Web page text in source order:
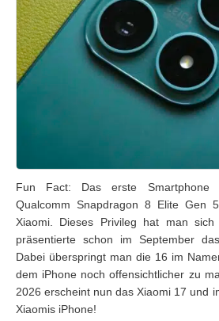
Fun Fact: Das erste Smartphone
Qualcomm Snapdragon 8 Elite Gen
Xiaomi. Dieses Privileg hat man sich
präsentierte schon im September das
Dabei überspringt man die 16 im
dem iPhone noch offensichtlicher zu
2026 erscheint nun das Xiaomi 17 und
Xiaomis iPhone!